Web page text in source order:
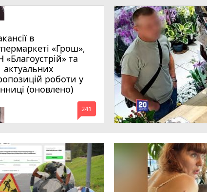
в
«Грош»,
«Благоустрій» та
актуальних
роботи у
(оновлено)
mode_comment
241